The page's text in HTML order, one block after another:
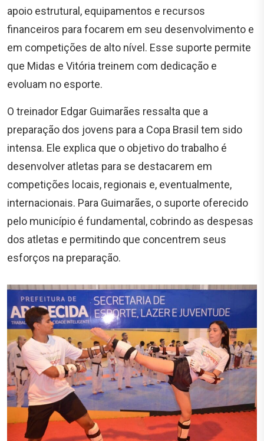
apoio estrutural, equipamentos e recursos
financeiros para focarem em seu desenvolvimento e
em competições de alto nível. Esse suporte permite
que Midas e Vitória treinem com dedicação e
evoluam no esporte.
O treinador Edgar Guimarães ressalta que a
preparação dos jovens para a Copa Brasil tem sido
intensa. Ele explica que o objetivo do trabalho é
desenvolver atletas para se destacarem em
competições locais, regionais e, eventualmente,
internacionais. Para Guimarães, o suporte oferecido
pelo município é fundamental, cobrindo as despesas
dos atletas e permitindo que concentrem seus
esforços na preparação.